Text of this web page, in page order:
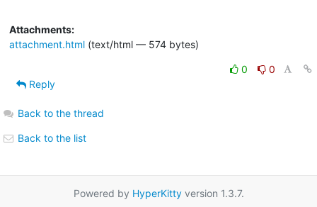
Attachments:
attachment.html(text/html — 574 bytes)
0
0
Reply
Back to the thread
Back to the list
Powered by HyperKittyversion 1.3.7.